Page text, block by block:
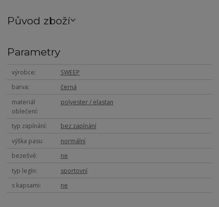
Původ zboží
Parametry
výrobce
SWEEP
barva
černá
materiál
oblečení
polyester / elastan
typ zapínání
bez zapínání
výška pasu
normální
bezešvé
ne
typ legín
sportovní
s kapsami
ne